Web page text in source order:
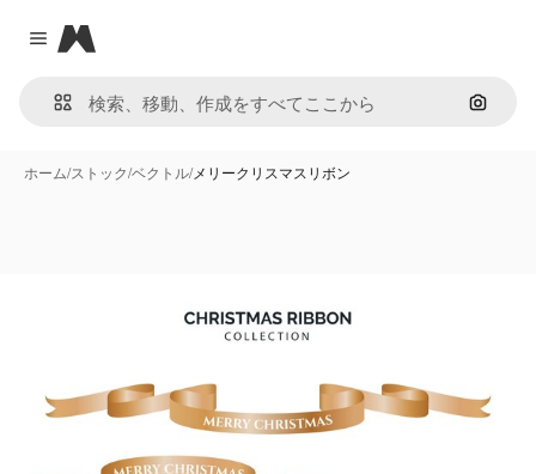
Close menu
Magnific
画像で
ホーム/ストック/ベクトル/メリークリスマスリボン